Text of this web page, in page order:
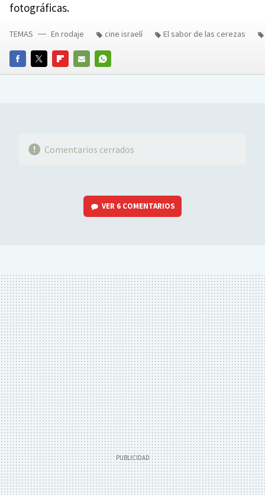
fotográficas.
FACEBOOKTWITTERFLIPBOARD
E-
WHATSAPP
TEMAS En rodaje cine israelí El sabor de las cerezas
Comentarios cerrados
VER 6 COMENTARIOS